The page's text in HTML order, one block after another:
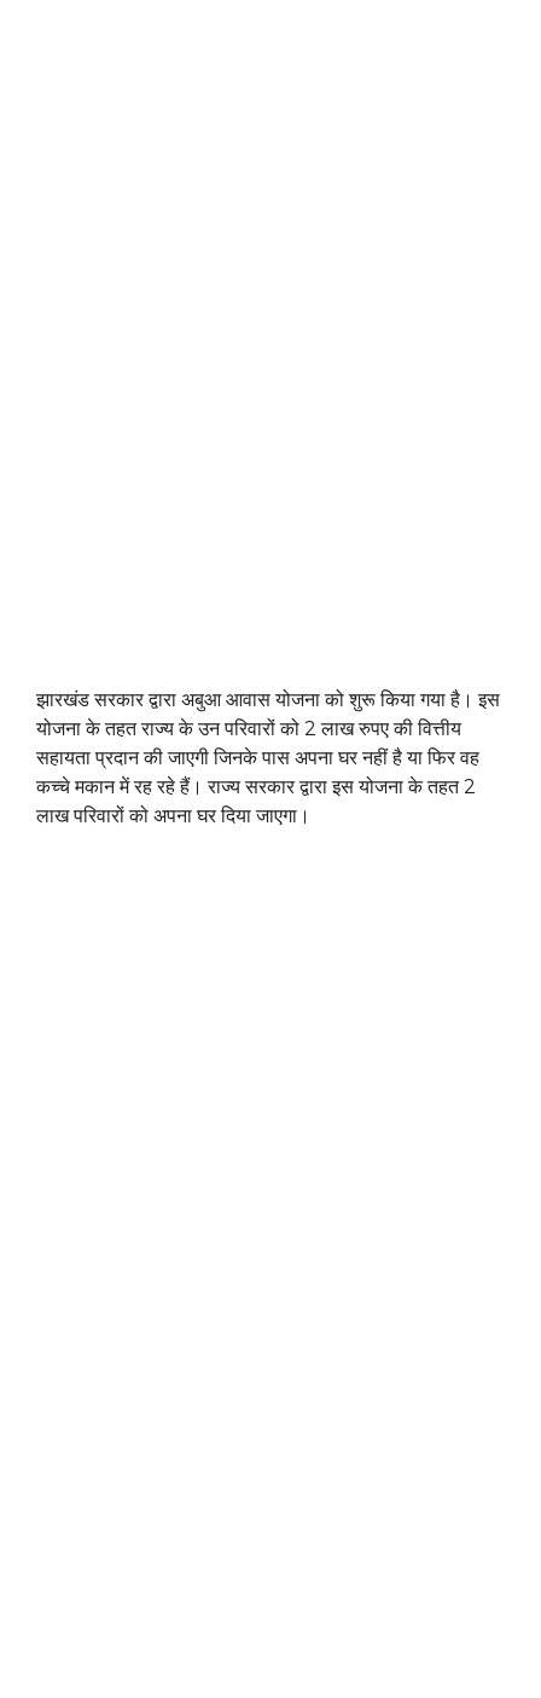
झारखंड सरकार द्वारा अबुआ आवास योजना को शुरू किया गया है। इस
योजना के तहत राज्य के उन परिवारों को 2 लाख रुपए की वित्तीय
सहायता प्रदान की जाएगी जिनके पास अपना घर नहीं है या फिर वह
कच्चे मकान में रह रहे हैं। राज्य सरकार द्वारा इस योजना के तहत 2
लाख परिवारों को अपना घर दिया जाएगा।